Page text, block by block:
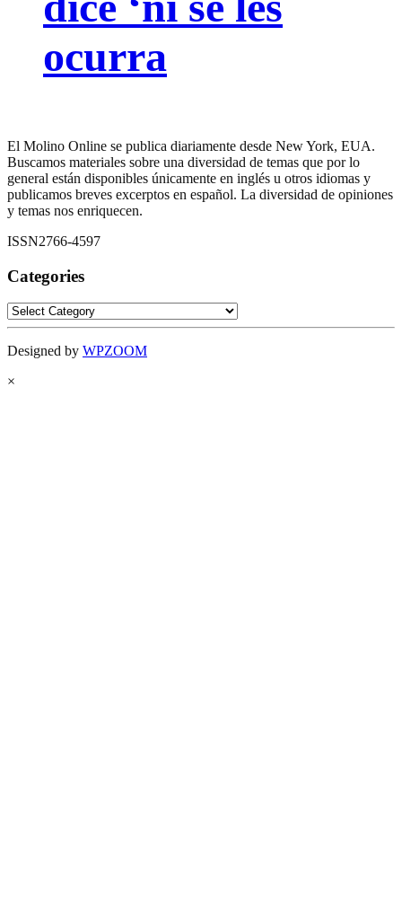
ocurra
El Molino Online se publica diariamente desde New York, EUA.
Buscamos materiales sobre una diversidad de temas que por lo
general están disponibles únicamente en inglés u otros idiomas y
publicamos breves excerptos en español. La diversidad de opiniones
y temas nos enriquecen.
ISSN2766-4597
Categories
Categories
Designed by WPZOOM
×